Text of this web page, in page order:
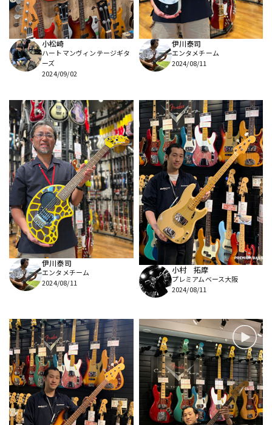
小松崎
ハートマンヴィンテージギタ
ーズ
2024/09/02
伊川泰司
エンタメチーム
2024/08/11
伊川泰司
エンタメチーム
2024/08/11
小村 拓摩
プレミアムベース大阪
2024/08/11